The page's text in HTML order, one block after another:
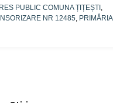
PUBLIC COMUNA ȚIȚEȘTI
NR 12485,
PRIMĂRIA